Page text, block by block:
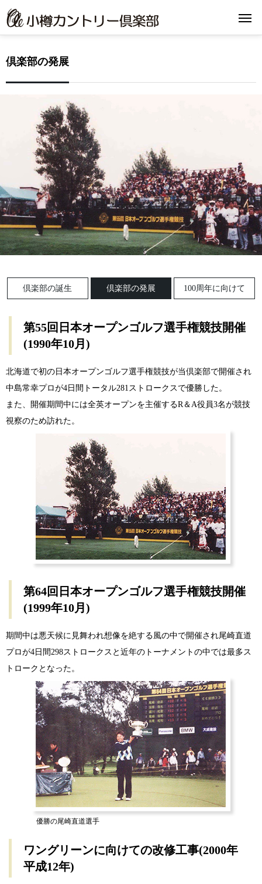
倶楽部の発展
倶楽部の誕生 倶楽部の発展 100周年に向けて
第55回日本オープンゴルフ選手権競技開催
(1990年10月)
北海道で初の日本オープンゴルフ選手権競技が当倶楽部で開催され
中島常幸プロが4日間トータル281ストロークスで優勝した。
また、開催期間中には全英オープンを主催するR＆A役員3名が競技
視察のため訪れた。
第64回日本オープンゴルフ選手権競技開催
(1999年10月)
期間中は悪天候に見舞われ想像を絶する風の中で開催され尾崎直道
プロが4日間298ストロークスと近年のトーナメントの中では最多ス
トロークとなった。
優勝の尾崎直道選手
ワングリーンに向けての改修工事(2000年
平成12年)